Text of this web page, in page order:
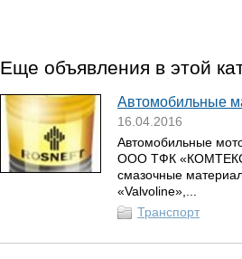
Еще объявления в этой
Автомобильные
16.04.2016
Автомобильные
ООО ТФК
смазочные
«Valvoline»,...
Транспорт